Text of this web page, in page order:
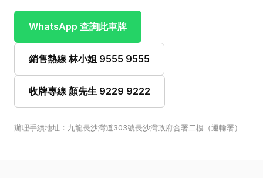
WhatsApp 查詢此車牌
銷售熱線 林小姐 9555 9555
收牌專線 顏先生 9229 9222
辦理手續地址：九龍長沙灣道303號長沙灣政府合署二樓（運輸署）